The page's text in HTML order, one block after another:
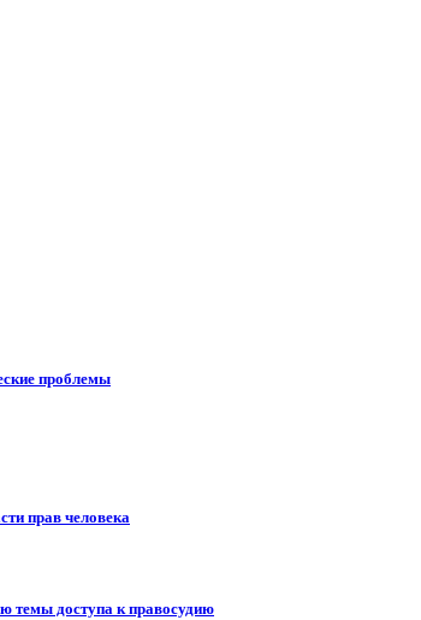
проблемы
прав человека
темы доступа к правосудию